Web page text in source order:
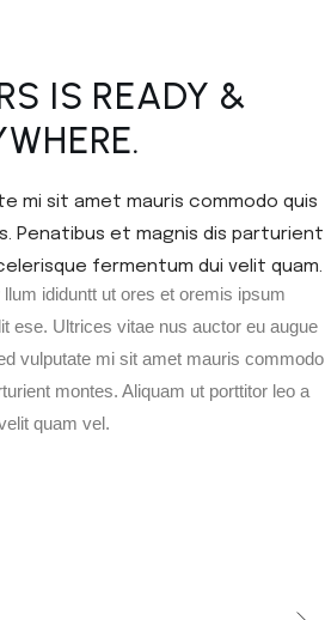
IS READY &
mi sit amet mauris commodo quis
Penatibus et magnis dis parturient
fermentum dui velit quam.
ididuntt ut ores et oremis ipsum
ese. Ultrices vitae nus auctor eu augue
vulputate mi sit amet mauris commodo
montes. Aliquam ut porttitor leo a
quam vel.